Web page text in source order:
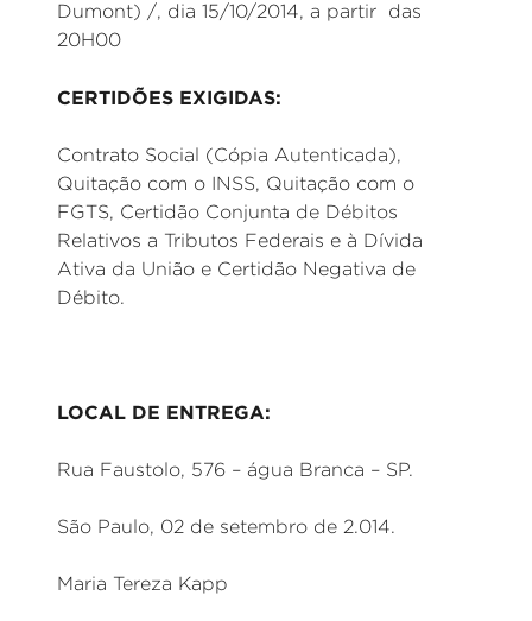
Dumont) /, dia 15/10/2014, a partir das
20H00
CERTIDÕES EXIGIDAS:
Contrato Social (Cópia Autenticada),
Quitação com o INSS, Quitação com o
FGTS, Certidão Conjunta de Débitos
Relativos a Tributos Federais e à Dívida
Ativa da União e Certidão Negativa de
Débito.
LOCAL DE ENTREGA:
Rua Faustolo, 576 – água Branca – SP.
São Paulo, 02 de setembro de 2.014.
Maria Tereza Kapp